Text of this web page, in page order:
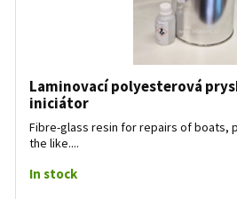
Laminovací polyesterová
iniciátor
Fibre-glass resin for repairs of boats,
the like....
In stock